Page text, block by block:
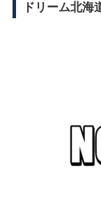
ドリーム北海